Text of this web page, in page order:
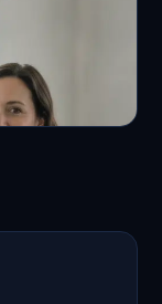
ไม่ต้องเฝ้า